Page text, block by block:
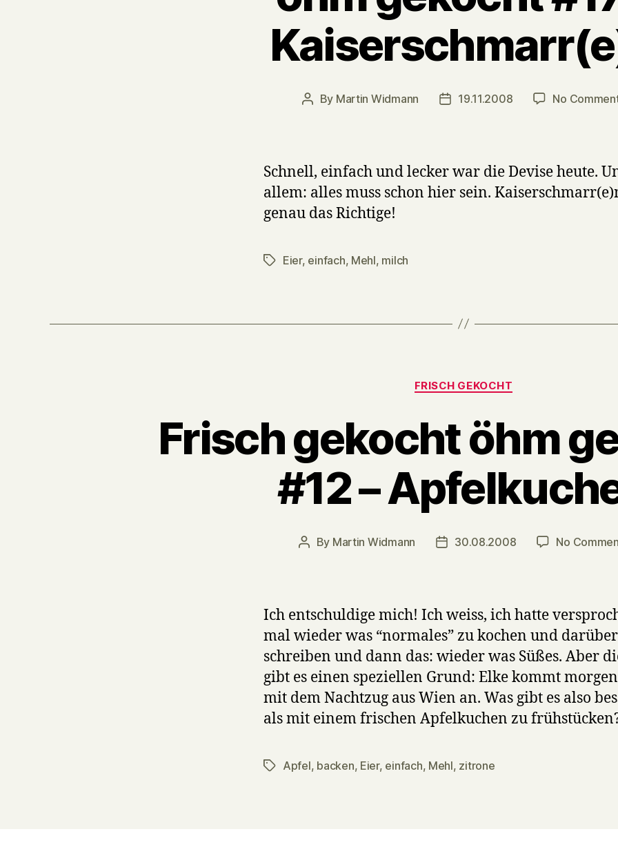
Post
By Martin Widmann
Post19.11.2008 No
Schnell, einfach und lecker war die Devise heute.
allem: alles muss schon hier sein.
genau das Richtige!
TagsEier, einfach, Mehl, milch
Categories
FRISCH GEKOCHT
Frisch gekocht öhm
#12 –
Post
By Martin Widmann
Post30.08.2008 No
Ich entschuldige mich! Ich weiss, ich hatte
mal wieder was “normales” zu kochen und
schreiben und dann das: wieder was Süßes. Aber
gibt es einen speziellen Grund: Elke kommt
mit dem Nachtzug aus Wien an. Was gibt es also
als mit einem frischen Apfelkuchen zu
TagsApfel, backen, Eier, einfach, Mehl, zitrone